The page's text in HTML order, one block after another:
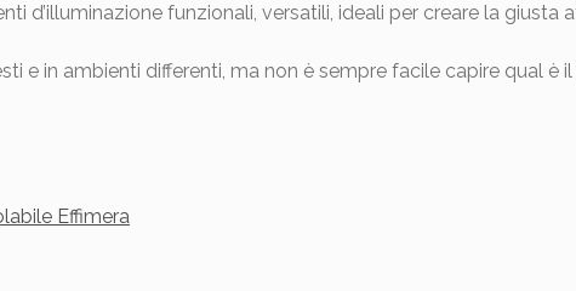
d’illuminazione funzionali, versatili, ideali per creare la giusta
e in ambienti differenti, ma non è sempre facile capire qual è